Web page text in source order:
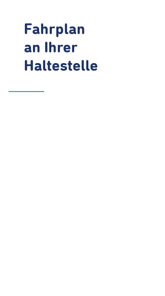
Fahrplan
an Ihrer
Haltestelle